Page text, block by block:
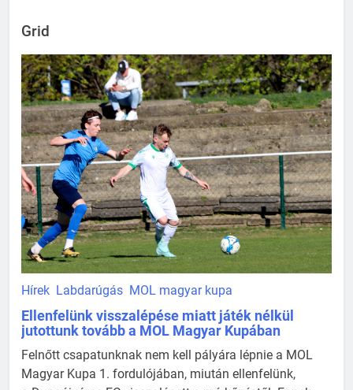
Grid
Hírek Labdarúgás MOL magyar kupa
Ellenfelünk visszalépése miatt játék nélkül
jutottunk tovább a MOL Magyar Kupában
Felnőtt csapatunknak nem kell pályára lépnie a MOL
Magyar Kupa 1. fordulójában, miután ellenfelünk,